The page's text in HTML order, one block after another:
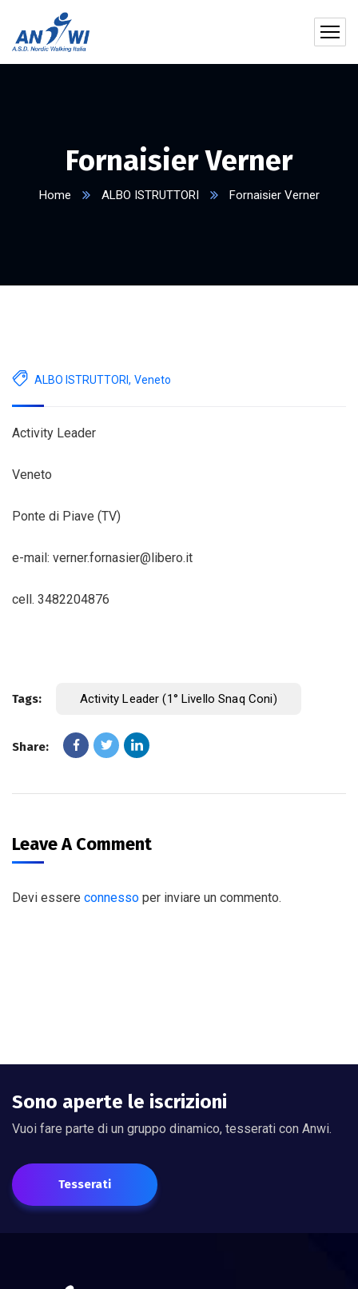
Fornaisier Verner
Home ALBO ISTRUTTORI Fornaisier Verner
ALBO ISTRUTTORI, Veneto
Activity Leader
Veneto
Ponte di Piave (TV)
e-mail: verner.fornasier@libero.it
cell. 3482204876
Tags: Activity Leader (1° Livello Snaq Coni)
Share:
Leave A Comment
Devi essere connesso per inviare un commento.
Sono aperte le iscrizioni
Vuoi fare parte di un gruppo dinamico, tesserati con Anwi.
Tesserati